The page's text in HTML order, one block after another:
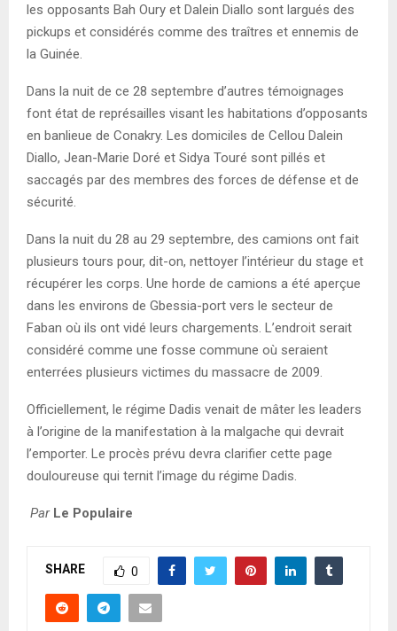
les opposants Bah Oury et Dalein Diallo sont largués des
pickups et considérés comme des traîtres et ennemis de
la Guinée.
Dans la nuit de ce 28 septembre d’autres témoignages
font état de représailles visant les habitations d’opposants
en banlieue de Conakry. Les domiciles de Cellou Dalein
Diallo, Jean-Marie Doré et Sidya Touré sont pillés et
saccagés par des membres des forces de défense et de
sécurité.
Dans la nuit du 28 au 29 septembre, des camions ont fait
plusieurs tours pour, dit-on, nettoyer l’intérieur du stage et
récupérer les corps. Une horde de camions a été aperçue
dans les environs de Gbessia-port vers le secteur de
Faban où ils ont vidé leurs chargements. L’endroit serait
considéré comme une fosse commune où seraient
enterrées plusieurs victimes du massacre de 2009.
Officiellement, le régime Dadis venait de mâter les leaders
à l’origine de la manifestation à la malgache qui devrait
l’emporter. Le procès prévu devra clarifier cette page
douloureuse qui ternit l’image du régime Dadis.
Par Le Populaire
SHARE 0